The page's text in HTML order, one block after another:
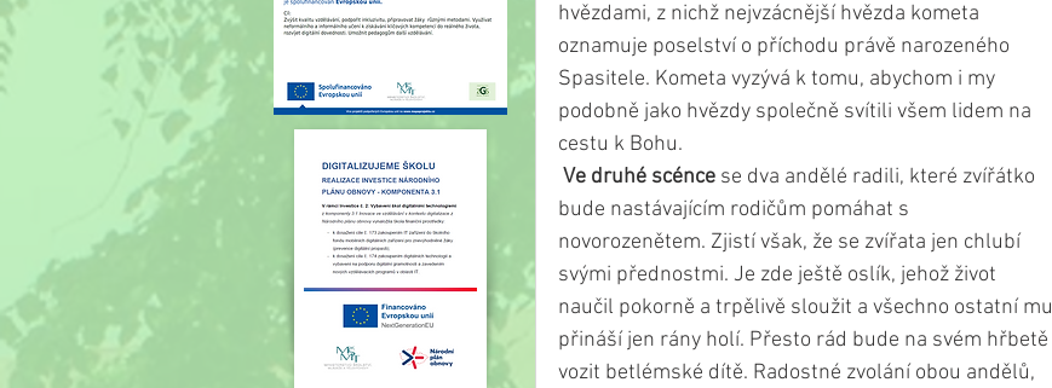
hvězdami, z nichž nejvzácnější hvězda kometa
oznamuje poselství o příchodu právě narozeného
Spasitele. Kometa vyzývá k tomu, abychom i my
podobně jako hvězdy společně svítili všem lidem na
cestu k Bohu.
Ve druhé scénce se dva andělé radili, které zvířátko
bude nastávajícím rodičům pomáhat s
novorozenětem. Zjistí však, že se zvířata jen chlubí
svými přednostmi. Je zde ještě oslík, jehož život
naučil pokorně a trpělivě sloužit a všechno ostatní mu
přináší jen rány holí. Přesto rád bude na svém hřbetě
vozit betlémské dítě. Radostné zvolání obou andělů,